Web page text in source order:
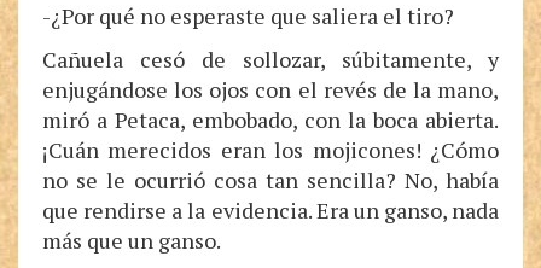
-¿Por qué no esperaste que saliera el tiro?
Cañuela cesó de sollozar, súbitamente, y
enjugándose los ojos con el revés de la mano,
miró a Petaca, embobado, con la boca abierta.
¡Cuán merecidos eran los mojicones! ¿Cómo
no se le ocurrió cosa tan sencilla? No, había
que rendirse a la evidencia. Era un ganso, nada
más que un ganso.